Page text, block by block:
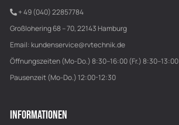
+ 49 (040) 22857784
Großlohering 68 – 70, 22143 Hamburg
Email: kundenservice@rvtechnik.de
Öffnungszeiten (Mo-Do.) 8:30–16:00 (Fr.) 8:30–13:00
Pausenzeit (Mo-Do.) 12:00-12:30
INFORMATIONEN